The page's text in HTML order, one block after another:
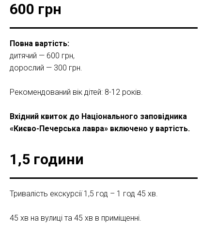
600 грн
Повна вартість:
дитячий — 600 грн,
дорослий — 300 грн.
Рекомендований вік дітей: 8-12 років.
Вхідний квиток до Національного заповідника
«Києво-Печерська лавра» включено у вартість.
1,5 години
Тривалість екскурсії 1,5 год – 1 год 45 хв.
45 хв на вулиці та 45 хв в приміщенні.